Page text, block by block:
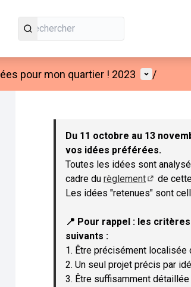
pour mon quartier ! 2023 Menu
/
Passer la carte
Du 11 octobre au 13
vos idées préférées.
Toutes les idées sont
cadre du règlement
(Lien
de
Les idées "retenues" sont
📍 Pour rappel : les
suivants :
1. Être précisément localisée
2. Un seul projet précis par
3. Être suffisamment